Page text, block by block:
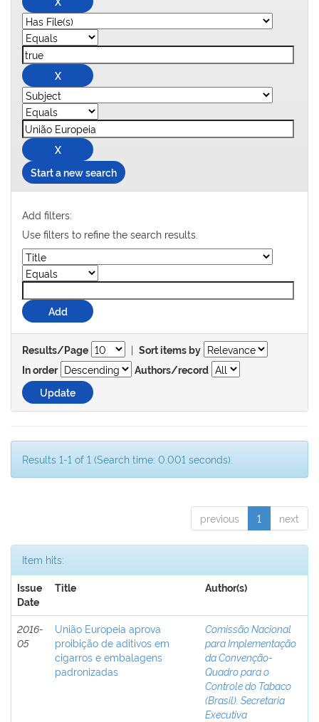
Start a new search
Add filters:
Use filters to refine the search results.
Results/Page | Sort items by
In order
Authors/record
Results 1-1 of 1 (Search time: 0.001 seconds).
previous 1 next
Item hits:
Issue
Date
Title Author(s)
2016-
05
União Europeia aprova
proibição de aditivos em
cigarros e embalagens
padronizadas
Comissão Nacional
para Implementação
da Convenção-
Quadro para o
Controle do Tabaco
(Brasil). Secretaria
Executiva